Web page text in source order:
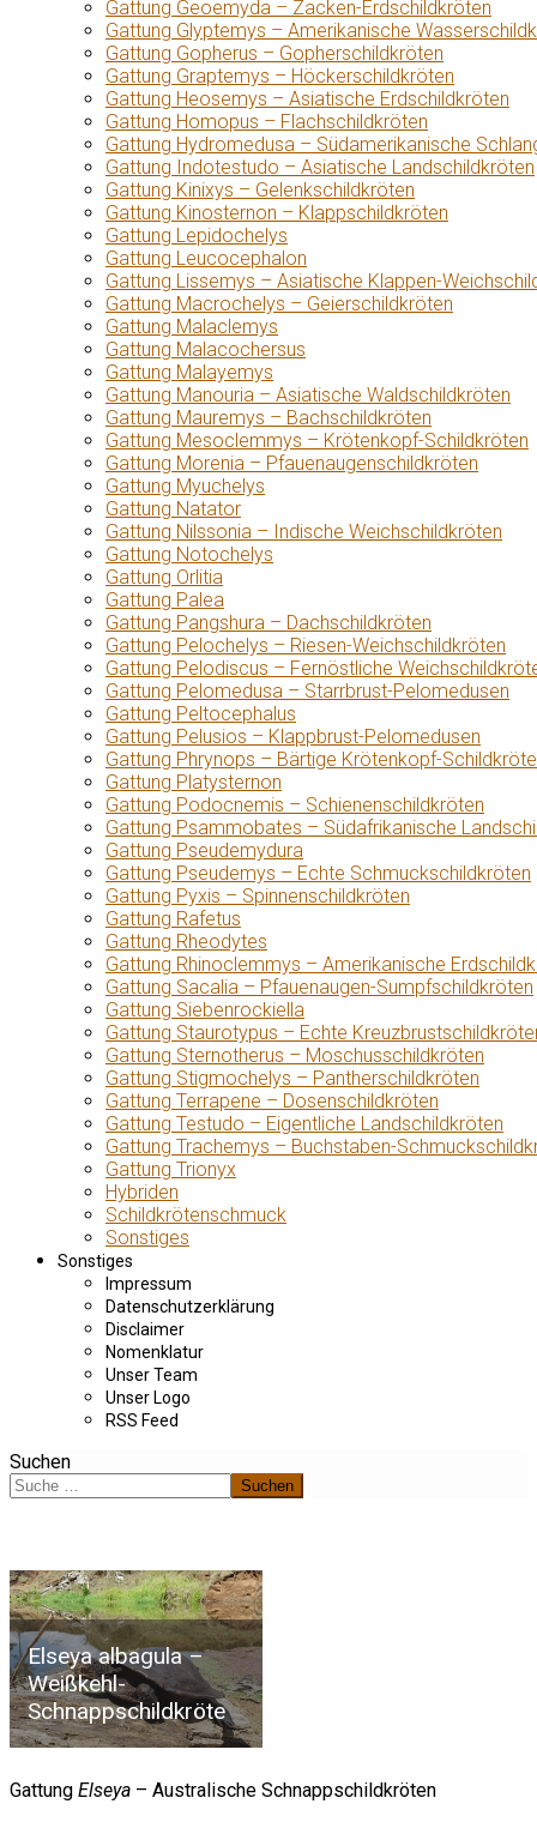
Gattung Geoemyda – Zacken-Erdschildkröten
Gattung Glyptemys – Amerikanische
Gattung Gopherus – Gopherschildkröten
Gattung Graptemys – Höckerschildkröten
Gattung Heosemys – Asiatische Erdschildkröten
Gattung Homopus – Flachschildkröten
Gattung Hydromedusa – Südamerikanische
Gattung Indotestudo – Asiatische Landschildkröten
Gattung Kinixys – Gelenkschildkröten
Gattung Kinosternon – Klappschildkröten
Gattung Lepidochelys
Gattung Leucocephalon
Gattung Lissemys – Asiatische Klappen-
Gattung Macrochelys – Geierschildkröten
Gattung Malaclemys
Gattung Malacochersus
Gattung Malayemys
Gattung Manouria – Asiatische Waldschildkröten
Gattung Mauremys – Bachschildkröten
Gattung Mesoclemmys – Krötenkopf-Schildkröten
Gattung Morenia – Pfauenaugenschildkröten
Gattung Myuchelys
Gattung Natator
Gattung Nilssonia – Indische Weichschildkröten
Gattung Notochelys
Gattung Orlitia
Gattung Palea
Gattung Pangshura – Dachschildkröten
Gattung Pelochelys – Riesen-Weichschildkröten
Gattung Pelodiscus – Fernöstliche
Gattung Pelomedusa – Starrbrust-Pelomedusen
Gattung Peltocephalus
Gattung Pelusios – Klappbrust-Pelomedusen
Gattung Phrynops – Bärtige Krötenkopf-
Gattung Platysternon
Gattung Podocnemis – Schienenschildkröten
Gattung Psammobates – Südafrikanische
Gattung Pseudemydura
Gattung Pseudemys – Echte Schmuckschildkröten
Gattung Pyxis – Spinnenschildkröten
Gattung Rafetus
Gattung Rheodytes
Gattung Rhinoclemmys – Amerikanische
Gattung Sacalia – Pfauenaugen-Sumpfschildkröten
Gattung Siebenrockiella
Gattung Staurotypus – Echte
Gattung Sternotherus – Moschusschildkröten
Gattung Stigmochelys – Pantherschildkröten
Gattung Terrapene – Dosenschildkröten
Gattung Testudo – Eigentliche Landschildkröten
Gattung Trachemys – Buchstaben-
Gattung Trionyx
Hybriden
Schildkrötenschmuck
Sonstiges
Sonstiges
Impressum
Datenschutzerklärung
Disclaimer
Nomenklatur
Unser Team
Unser Logo
RSS Feed
Suchen
Suchen
Elseya albagula –
Weißkehl-
Schnappschildkröte
Gattung Elseya – Australische Schnappschildkröten